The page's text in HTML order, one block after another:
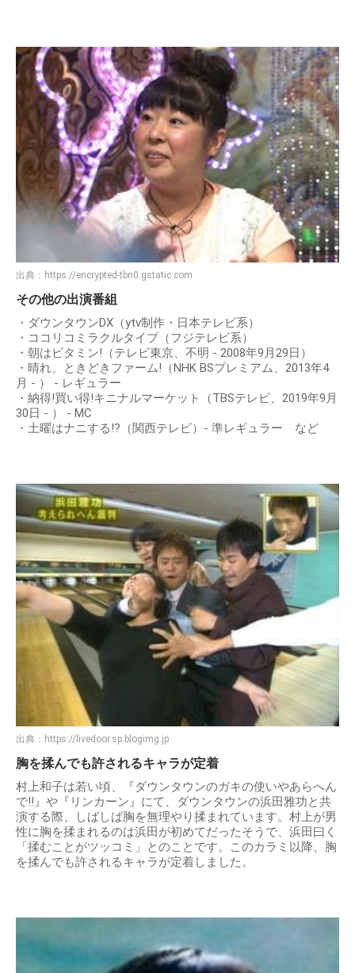
出典： https://encrypted-tbn0.gstatic.com
その他の出演番組
・ダウンタウンDX（ytv制作・日本テレビ系）
・ココリコミラクルタイプ（フジテレビ系）
・朝はビタミン!（テレビ東京、不明 - 2008年9月29日）
・晴れ、ときどきファーム!（NHK BSプレミアム、2013年4
月 - ） - レギュラー
・納得!買い得!キニナルマーケット（TBSテレビ、2019年9月
30日 - ） - MC
・土曜はナニする!?（関西テレビ）- 準レギュラー など
出典： https://livedoor.sp.blogimg.jp
胸を揉んでも許されるキャラが定着
村上和子は若い頃、『ダウンタウンのガキの使いやあらへん
で!!』や『リンカーン』にて、ダウンタウンの浜田雅功と共
演する際、しばしば胸を無理やり揉まれています。村上が男
性に胸を揉まれるのは浜田が初めてだったそうで、浜田曰く
「揉むことがツッコミ」とのことです。このカラミ以降、胸
を揉んでも許されるキャラが定着しました。